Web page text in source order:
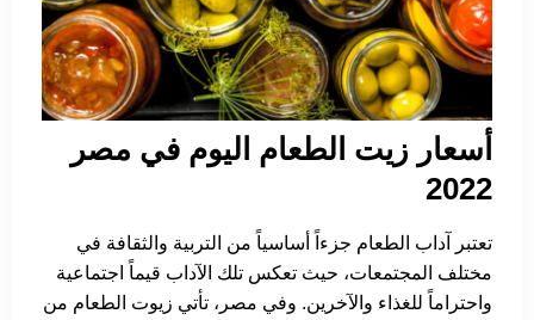
أسعار زيت الطعام اليوم في مصر
2022
تعتبر آداب الطعام جزءاً أساسياً من التربية والثقافة في
مختلف المجتمعات، حيث تعكس تلك الآداب قيماً اجتماعية
واحتراماً للغذاء والآخرين. وفي مصر، تأتي زيوت الطعام من